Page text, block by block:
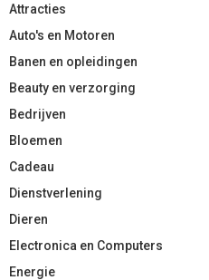
Attracties
Auto's en Motoren
Banen en opleidingen
Beauty en verzorging
Bedrijven
Bloemen
Cadeau
Dienstverlening
Dieren
Electronica en Computers
Energie